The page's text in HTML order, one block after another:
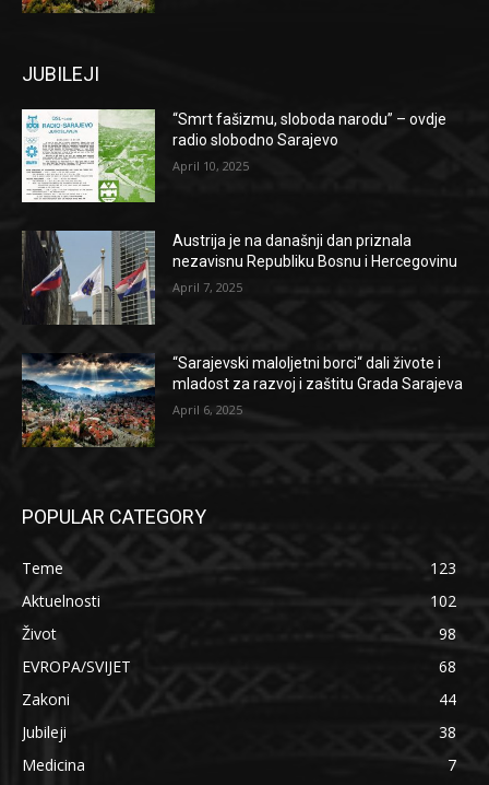
JUBILEJI
“Smrt fašizmu, sloboda narodu” – ovdje
radio slobodno Sarajevo
April 10, 2025
Austrija je na današnji dan priznala
nezavisnu Republiku Bosnu i Hercegovinu
April 7, 2025
“Sarajevski maloljetni borci“ dali živote i
mladost za razvoj i zaštitu Grada Sarajeva
April 6, 2025
POPULAR CATEGORY
Teme
123
Aktuelnosti
102
Život
98
EVROPA/SVIJET
68
Zakoni
44
Jubileji
38
Medicina
7